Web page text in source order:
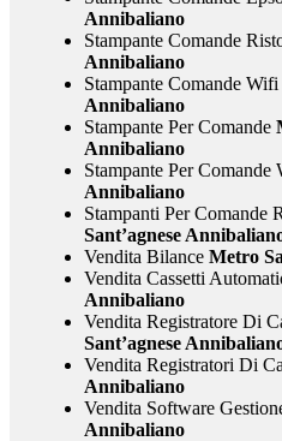
Annibaliano
Stampante Comande
Annibaliano
Stampante Comande Wifi
Annibaliano
Stampante Per Comande
Annibaliano
Stampante Per Comande
Annibaliano
Stampanti Per Comande
Sant’agnese
Vendita BilanceMetro
Vendita Cassetti
Annibaliano
Vendita Registratore Di
Sant’agnese
Vendita Registratori Di
Annibaliano
Vendita Software
Annibaliano